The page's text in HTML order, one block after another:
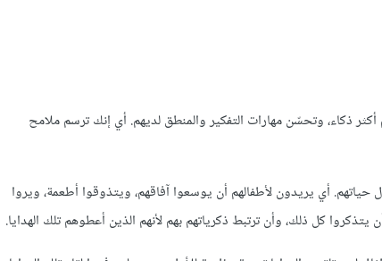
أكثر ذكاء، وتحسّن مهارات التفكير والمنطق لديهم. أي إنك ترسم ملامح
حياتهم. أي يريدون لأطفالهم أن يوسعوا آفاقهم، ويتذوقوا أطعمة، ويروا
كل ذلك، وأن ترتبط ذكرياتهم بهم لأنهم الذين أعطوهم تلك الهدايا.